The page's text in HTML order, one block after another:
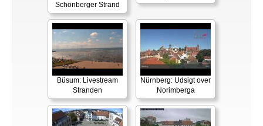
Schönberger Strand
Büsum: Livestream
Stranden
Nürnberg: Udsigt over
Norimberga